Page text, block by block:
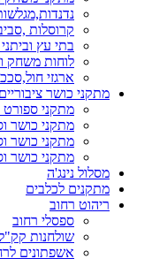
קרוסלות
בתי עץ
לוחות משחק
ארגזי
מתקני כושר ציבוריים
מתקני ספורט
מתקני כושר
מתקני כושר
מתקני כושר
מסלול נינג'ה
מתקנים לכלבים
ריהוט רחוב
ספסלי רחוב
שולחנות
אשפתונים